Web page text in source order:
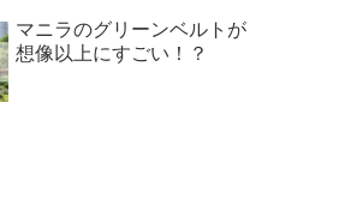
マニラのグリーンベルトが
想像以上にすごい！？